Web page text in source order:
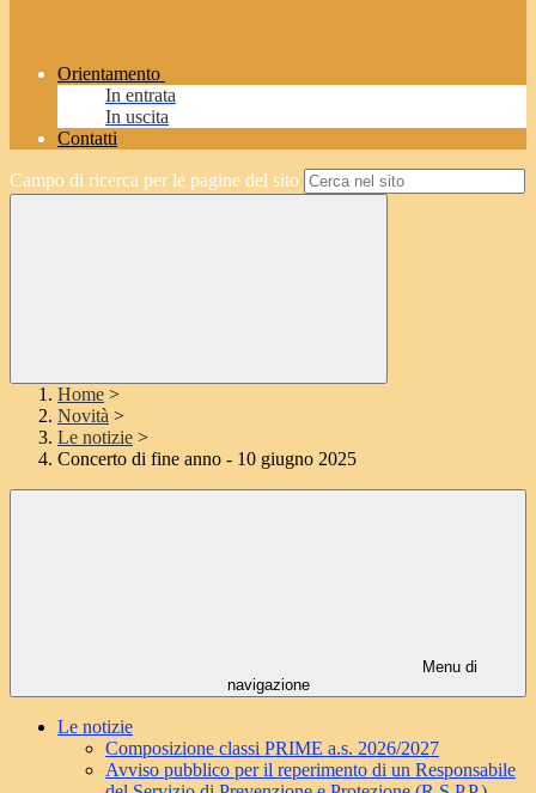
Orientamento
In entrata
In uscita
Contatti
Campo di ricerca per le pagine del sito
Home >
Novità >
Le notizie >
Concerto di fine anno - 10 giugno 2025
Menu di
navigazione
Le notizie
Composizione classi PRIME a.s. 2026/2027
Avviso pubblico per il reperimento di un Responsabile